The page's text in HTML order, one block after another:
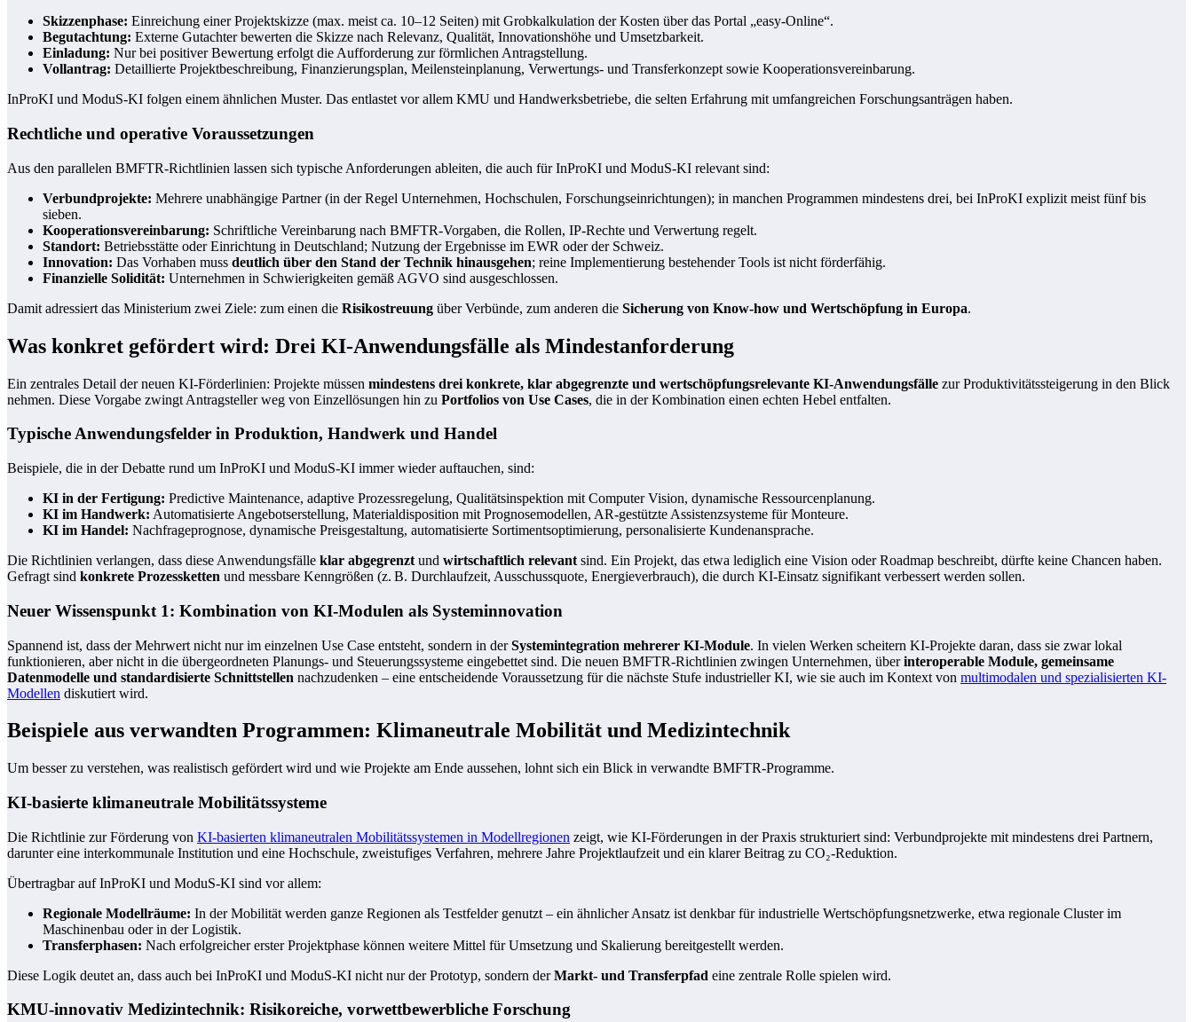
Skizzenphase: Einreichung einer Projektskizze (max. meist ca. 10–12 Seiten) mit Grobkalkulation der Kosten über das Portal „easy‑Online“.
Begutachtung: Externe Gutachter bewerten die Skizze nach Relevanz, Qualität, Innovationshöhe und Umsetzbarkeit.
Einladung: Nur bei positiver Bewertung erfolgt die Aufforderung zur förmlichen Antragstellung.
Vollantrag: Detaillierte Projektbeschreibung, Finanzierungsplan, Meilensteinplanung, Verwertungs- und Transferkonzept sowie Kooperationsvereinbarung.
InProKI und ModuS‑KI folgen einem ähnlichen Muster. Das entlastet vor allem KMU und Handwerksbetriebe, die selten Erfahrung mit umfangreichen Forschungsanträgen haben.
Rechtliche und operative Voraussetzungen
Aus den parallelen BMFTR-Richtlinien lassen sich typische Anforderungen ableiten, die auch für InProKI und ModuS‑KI relevant sind:
Verbundprojekte: Mehrere unabhängige Partner (in der Regel Unternehmen, Hochschulen, Forschungseinrichtungen); in manchen Programmen mindestens drei, bei InProKI explizit meist fünf bis
sieben.
Kooperationsvereinbarung: Schriftliche Vereinbarung nach BMFTR-Vorgaben, die Rollen, IP-Rechte und Verwertung regelt.
Standort: Betriebsstätte oder Einrichtung in Deutschland; Nutzung der Ergebnisse im EWR oder der Schweiz.
Innovation: Das Vorhaben muss deutlich über den Stand der Technik hinausgehen; reine Implementierung bestehender Tools ist nicht förderfähig.
Finanzielle Solidität: Unternehmen in Schwierigkeiten gemäß AGVO sind ausgeschlossen.
Damit adressiert das Ministerium zwei Ziele: zum einen die Risikostreuung über Verbünde, zum anderen die Sicherung von Know-how und Wertschöpfung in Europa.
Was konkret gefördert wird: Drei KI-Anwendungsfälle als Mindestanforderung
Ein zentrales Detail der neuen KI-Förderlinien: Projekte müssen mindestens drei konkrete, klar abgegrenzte und wertschöpfungsrelevante KI-Anwendungsfälle zur Produktivitätssteigerung in den Blick
nehmen. Diese Vorgabe zwingt Antragsteller weg von Einzellösungen hin zu Portfolios von Use Cases, die in der Kombination einen echten Hebel entfalten.
Typische Anwendungsfelder in Produktion, Handwerk und Handel
Beispiele, die in der Debatte rund um InProKI und ModuS‑KI immer wieder auftauchen, sind:
KI in der Fertigung: Predictive Maintenance, adaptive Prozessregelung, Qualitätsinspektion mit Computer Vision, dynamische Ressourcenplanung.
KI im Handwerk: Automatisierte Angebotserstellung, Materialdisposition mit Prognosemodellen, AR-gestützte Assistenzsysteme für Monteure.
KI im Handel: Nachfrageprognose, dynamische Preisgestaltung, automatisierte Sortimentsoptimierung, personalisierte Kundenansprache.
Die Richtlinien verlangen, dass diese Anwendungsfälle klar abgegrenzt und wirtschaftlich relevant sind. Ein Projekt, das etwa lediglich eine Vision oder Roadmap beschreibt, dürfte keine Chancen haben.
Gefragt sind konkrete Prozessketten und messbare Kenngrößen (z. B. Durchlaufzeit, Ausschussquote, Energieverbrauch), die durch KI-Einsatz signifikant verbessert werden sollen.
Neuer Wissenspunkt 1: Kombination von KI-Modulen als Systeminnovation
Spannend ist, dass der Mehrwert nicht nur im einzelnen Use Case entsteht, sondern in derSystemintegration mehrerer KI-Module. In vielen Werken scheitern KI-Projekte daran, dass sie zwar lokal
funktionieren, aber nicht in die übergeordneten Planungs- und Steuerungssysteme eingebettet sind. Die neuen BMFTR-Richtlinien zwingen Unternehmen, überinteroperable Module, gemeinsame
Datenmodelle und standardisierte Schnittstellen nachzudenken – eine entscheidende Voraussetzung für die nächste Stufe industrieller KI, wie sie auch im Kontext von multimodalen und spezialisierten KI-
Modellen diskutiert wird.
Beispiele aus verwandten Programmen: Klimaneutrale Mobilität und Medizintechnik
Um besser zu verstehen, was realistisch gefördert wird und wie Projekte am Ende aussehen, lohnt sich ein Blick in verwandte BMFTR-Programme.
KI-basierte klimaneutrale Mobilitätssysteme
Die Richtlinie zur Förderung von KI-basierten klimaneutralen Mobilitätssystemen in Modellregionen zeigt, wie KI-Förderungen in der Praxis strukturiert sind: Verbundprojekte mit mindestens drei Partnern,
darunter eine interkommunale Institution und eine Hochschule, zweistufiges Verfahren, mehrere Jahre Projektlaufzeit und ein klarer Beitrag zu CO₂-Reduktion.
Übertragbar auf InProKI und ModuS‑KI sind vor allem:
Regionale Modellräume: In der Mobilität werden ganze Regionen als Testfelder genutzt – ein ähnlicher Ansatz ist denkbar für industrielle Wertschöpfungsnetzwerke, etwa regionale Cluster im
Maschinenbau oder in der Logistik.
Transferphasen: Nach erfolgreicher erster Projektphase können weitere Mittel für Umsetzung und Skalierung bereitgestellt werden.
Diese Logik deutet an, dass auch bei InProKI und ModuS‑KI nicht nur der Prototyp, sondern derMarkt- und Transferpfad eine zentrale Rolle spielen wird.
KMU-innovativ Medizintechnik: Risikoreiche, vorwettbewerbliche Forschung